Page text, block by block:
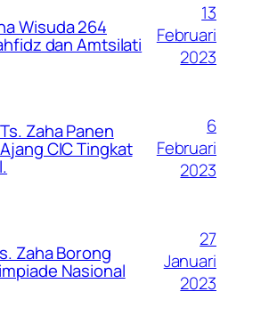
Wisuda 264
dan Amtsilati
13
Februari
2023
Zaha Panen
CIC Tingkat
6
Februari
2023
Zaha Borong
Nasional
27
Januari
2023